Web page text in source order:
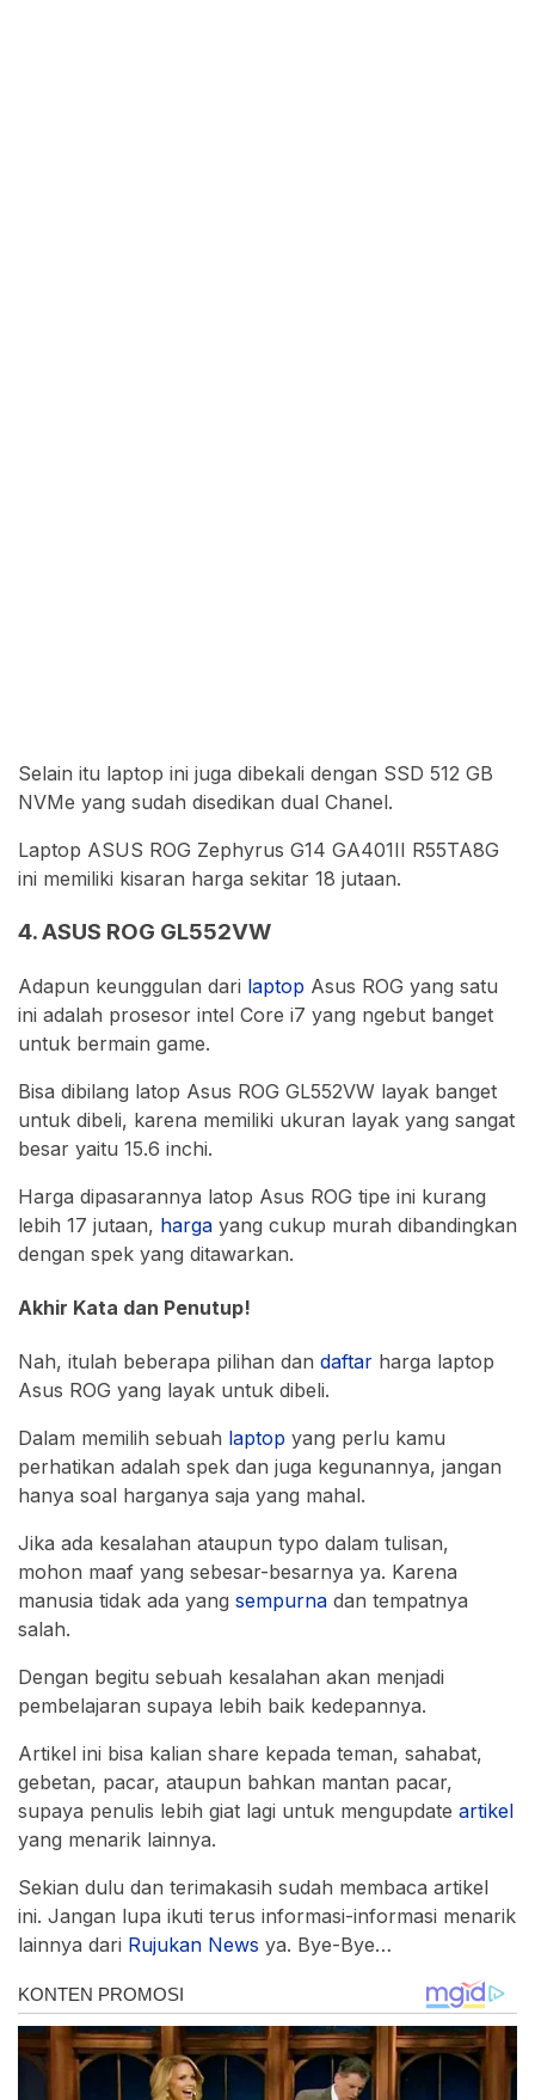
Selain itu laptop ini juga dibekali dengan SSD 512 GB
NVMe yang sudah disedikan dual Chanel.
Laptop ASUS ROG Zephyrus G14 GA401II R55TA8G
ini memiliki kisaran harga sekitar 18 jutaan.
4. ASUS ROG GL552VW
Adapun keunggulan dari laptop Asus ROG yang satu
ini adalah prosesor intel Core i7 yang ngebut banget
untuk bermain game.
Bisa dibilang latop Asus ROG GL552VW layak banget
untuk dibeli, karena memiliki ukuran layak yang sangat
besar yaitu 15.6 inchi.
Harga dipasarannya latop Asus ROG tipe ini kurang
lebih 17 jutaan, harga yang cukup murah dibandingkan
dengan spek yang ditawarkan.
Akhir Kata dan Penutup!
Nah, itulah beberapa pilihan dan daftar harga laptop
Asus ROG yang layak untuk dibeli.
Dalam memilih sebuah laptop yang perlu kamu
perhatikan adalah spek dan juga kegunannya, jangan
hanya soal harganya saja yang mahal.
Jika ada kesalahan ataupun typo dalam tulisan,
mohon maaf yang sebesar-besarnya ya. Karena
manusia tidak ada yang sempurna dan tempatnya
salah.
Dengan begitu sebuah kesalahan akan menjadi
pembelajaran supaya lebih baik kedepannya.
Artikel ini bisa kalian share kepada teman, sahabat,
gebetan, pacar, ataupun bahkan mantan pacar,
supaya penulis lebih giat lagi untuk mengupdate artikel
yang menarik lainnya.
Sekian dulu dan terimakasih sudah membaca artikel
ini. Jangan lupa ikuti terus informasi-informasi menarik
lainnya dari Rujukan News ya. Bye-Bye…